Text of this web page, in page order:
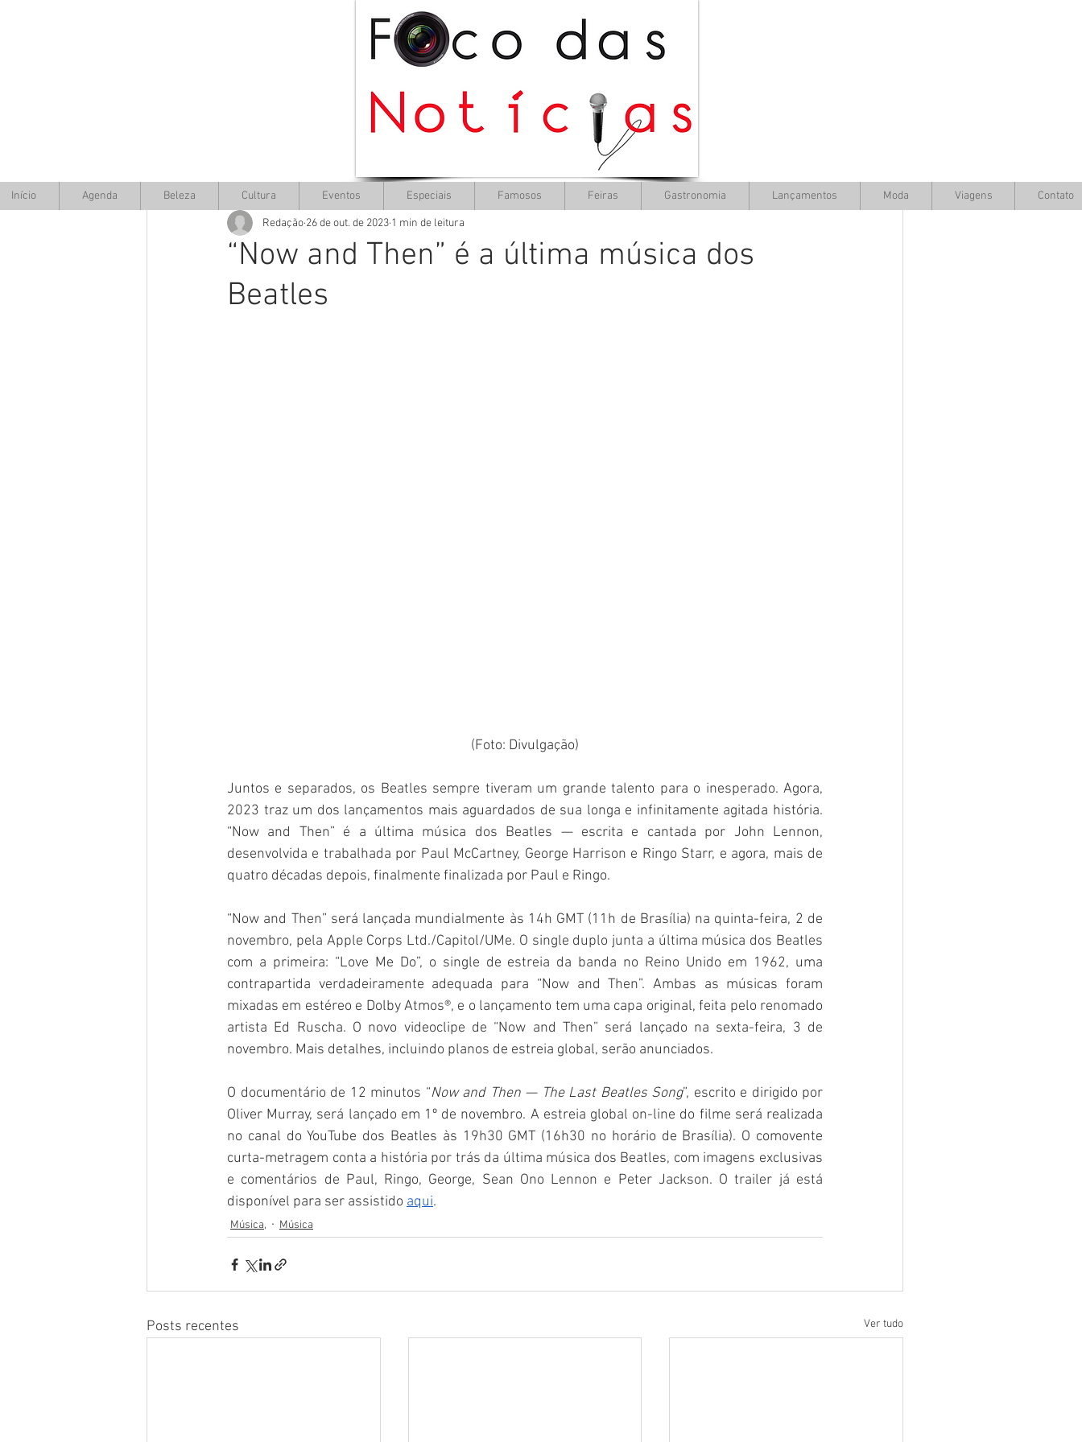
“Now and Then” é a última música dos
Beatles
Redação 26 de out. de 2023 1 min de leitura
(Foto: Divulgação)
Juntos e separados, os Beatles sempre tiveram um grande talento para o inesperado. Agora,
2023 traz um dos lançamentos mais aguardados de sua longa e infinitamente agitada história.
“Now and Then” é a última música dos Beatles — escrita e cantada por John Lennon,
desenvolvida e trabalhada por Paul McCartney, George Harrison e Ringo Starr, e agora, mais de
quatro décadas depois, finalmente finalizada por Paul e Ringo.
“Now and Then” será lançada mundialmente às 14h GMT (11h de Brasília) na quinta-feira, 2 de
novembro, pela Apple Corps Ltd./Capitol/UMe. O single duplo junta a última música dos Beatles
com a primeira: “Love Me Do”, o single de estreia da banda no Reino Unido em 1962, uma
contrapartida verdadeiramente adequada para “Now and Then”. Ambas as músicas foram
mixadas em estéreo e Dolby Atmos®, e o lançamento tem uma capa original, feita pelo renomado
artista Ed Ruscha. O novo videoclipe de “Now and Then” será lançado na sexta-feira, 3 de
novembro. Mais detalhes, incluindo planos de estreia global, serão anunciados.
O documentário de 12 minutos “Now and Then — The Last Beatles Song”, escrito e dirigido por
Oliver Murray, será lançado em 1º de novembro. A estreia global on-line do filme será realizada
no canal do YouTube dos Beatles às 19h30 GMT (16h30 no horário de Brasília). O comovente
curta-metragem conta a história por trás da última música dos Beatles, com imagens exclusivas
e comentários de Paul, Ringo, George, Sean Ono Lennon e Peter Jackson. O trailer já está
disponível para ser assistido aqui.
Música, Música
Posts recentes Ver tudo
Início Agenda Beleza Cultura Eventos Especiais Famosos Feiras Gastronomia Lançamentos Moda Viagens Contato